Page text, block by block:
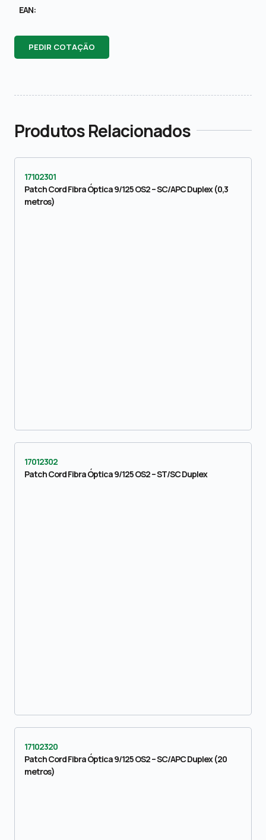
EAN:
PEDIR COTAÇÃO
Produtos Relacionados
17102301
Patch Cord Fibra Óptica 9/125 OS2 – SC/APC Duplex (0,3
metros)
17012302
Patch Cord Fibra Óptica 9/125 OS2 – ST/SC Duplex
17102320
Patch Cord Fibra Óptica 9/125 OS2 – SC/APC Duplex (20
metros)